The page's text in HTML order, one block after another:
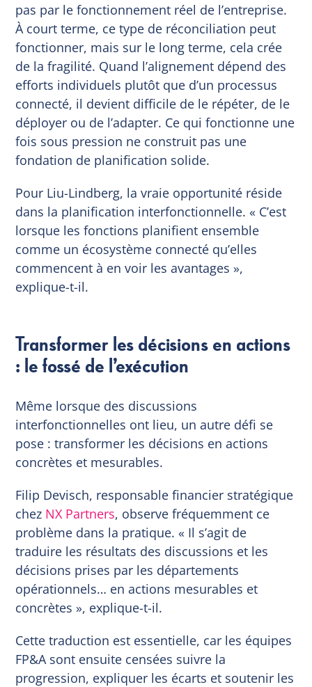
pas par le fonctionnement réel de l’entreprise.
À court terme, ce type de réconciliation peut
fonctionner, mais sur le long terme, cela crée
de la fragilité. Quand l’alignement dépend des
efforts individuels plutôt que d’un processus
connecté, il devient difficile de le répéter, de le
déployer ou de l’adapter. Ce qui fonctionne une
fois sous pression ne construit pas une
fondation de planification solide.
Pour Liu-Lindberg, la vraie opportunité réside
dans la planification interfonctionnelle. « C’est
lorsque les fonctions planifient ensemble
comme un écosystème connecté qu’elles
commencent à en voir les avantages »,
explique-t-il.
Transformer les décisions en actions
: le fossé de l’exécution
Même lorsque des discussions
interfonctionnelles ont lieu, un autre défi se
pose : transformer les décisions en actions
concrètes et mesurables.
Filip Devisch, responsable financier stratégique
chez NX Partners, observe fréquemment ce
problème dans la pratique. « Il s’agit de
traduire les résultats des discussions et les
décisions prises par les départements
opérationnels… en actions mesurables et
concrètes », explique-t-il.
Cette traduction est essentielle, car les équipes
FP&A sont ensuite censées suivre la
progression, expliquer les écarts et soutenir les